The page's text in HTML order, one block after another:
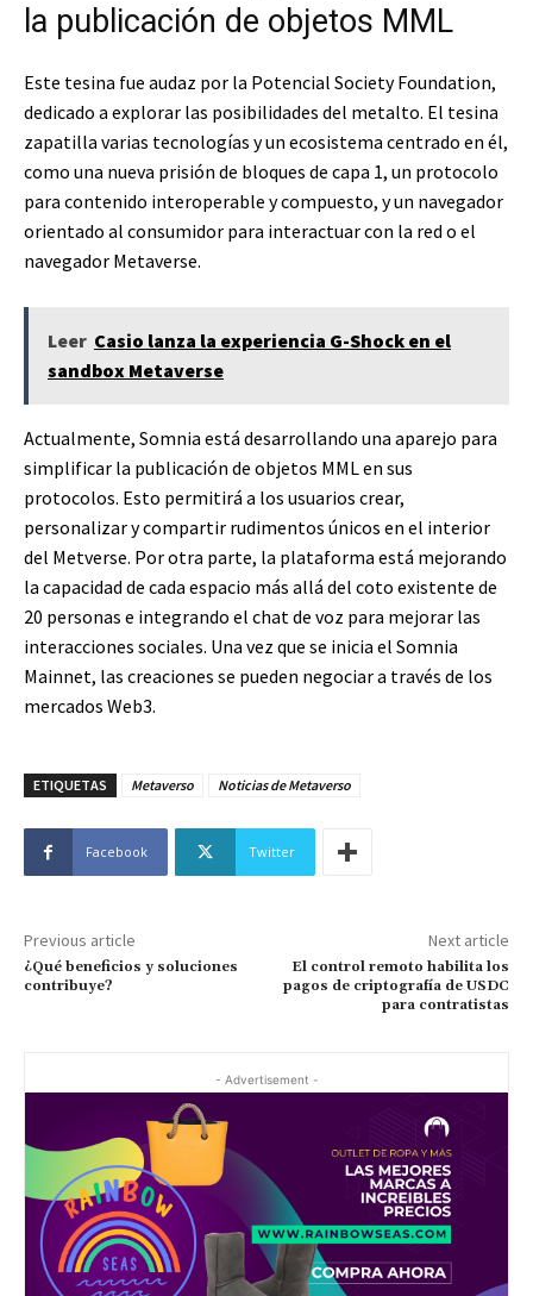
la publicación de objetos MML
Este tesina fue audaz por la Potencial Society Foundation,
dedicado a explorar las posibilidades del metalto. El tesina
zapatilla varias tecnologías y un ecosistema centrado en él,
como una nueva prisión de bloques de capa 1, un protocolo
para contenido interoperable y compuesto, y un navegador
orientado al consumidor para interactuar con la red o el
navegador Metaverse.
Leer Casio lanza la experiencia G-Shock en el
sandbox Metaverse
Actualmente, Somnia está desarrollando una aparejo para
simplificar la publicación de objetos MML en sus
protocolos. Esto permitirá a los usuarios crear,
personalizar y compartir rudimentos únicos en el interior
del Metverse. Por otra parte, la plataforma está mejorando
la capacidad de cada espacio más allá del coto existente de
20 personas e integrando el chat de voz para mejorar las
interacciones sociales. Una vez que se inicia el Somnia
Mainnet, las creaciones se pueden negociar a través de los
mercados Web3.
ETIQUETAS Metaverso Noticias de Metaverso
Facebook Twitter
Previous article
¿Qué beneficios y soluciones
contribuye?
Next article
El control remoto habilita los
pagos de criptografía de USDC
para contratistas
- Advertisement -